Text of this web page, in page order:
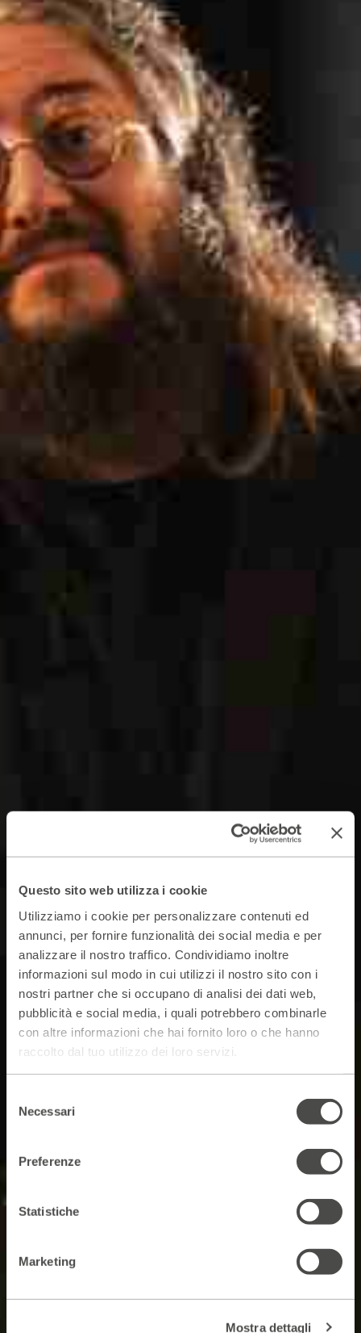
Questo sito web utilizza i cookie
Utilizziamo i cookie per personalizzare contenuti ed
annunci, per fornire funzionalità dei social media e per
analizzare il nostro traffico. Condividiamo inoltre
informazioni sul modo in cui utilizzi il nostro sito con i
nostri partner che si occupano di analisi dei dati web,
pubblicità e social media, i quali potrebbero combinarle
con altre informazioni che hai fornito loro o che hanno
raccolto dal tuo utilizzo dei loro servizi.
delNecessari
Preferenze
Statistiche
Marketing
Mostra dettagli